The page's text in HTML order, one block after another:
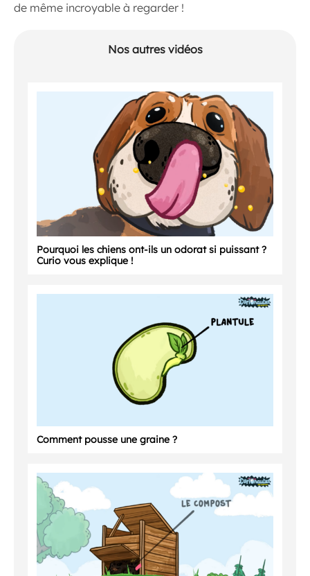
de même incroyable à regarder !
Nos autres vidéos
Pourquoi les chiens ont-ils un odorat si puissant ?
Curio vous explique !
Comment pousse une graine ?